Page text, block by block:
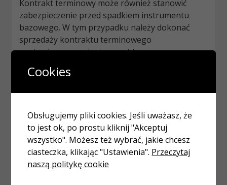
Kontrakt terminowy może również stanowić
zabezpieczenie przed spadkiem instrumentu
bazowego. W tym przypadku należy dokonać
sprzedaży kontraktu terminowego
wystawionego na instrument bazowy.
Warto wspomnieć, że kontrakty terminowe
znaczenie ma depozyt, ponieważ na koniec dnia
salda rachunków kupującego i sprzedającego są
korygowane w zależności od aktualnej ceny
kontraktu.
Cookies
Obsługujemy pliki cookies. Jeśli uważasz, że
to jest ok, po prostu kliknij "Akceptuj
wszystko". Możesz też wybrać, jakie chcesz
ciasteczka, klikając "Ustawienia". Przeczytaj
naszą politykę cookie